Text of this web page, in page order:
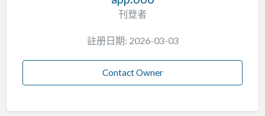
刊登者
註册日期: 2026-03-03
Contact Owner